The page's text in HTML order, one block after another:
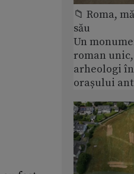
📁 Roma,
său
Un
roman
arheologi
orașului